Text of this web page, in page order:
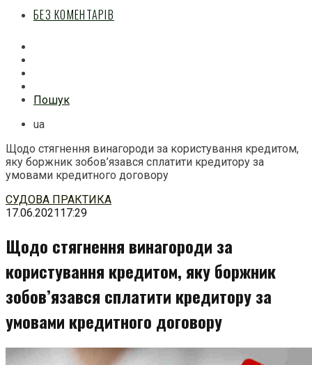
БЕЗ КОМЕНТАРІВ
Пошук
ua
Щодо стягнення винагороди за користування кредитом,
яку боржник зобов’язався сплатити кредитору за
умовами кредитного договору
Перейти
до
СУДОВА ПРАКТИКА
17.06.202117:29
Щодо стягнення винагороди за
користування кредитом, яку боржник
зобов’язався сплатити кредитору за
умовами кредитного договору